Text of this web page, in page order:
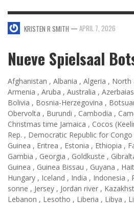
KRISTEN R SMITH — APRIL 7, 2026
Nueve Spielsaal
Afghanistan , Albania , Algeria ,
Armenia , Aruba , Australia ,
Bolivia , Bosnia-Herzegovina ,
Obervolta , Burundi , Cambodia ,
Christmas time Jamaica , Cocos
Rep. , Democratic Republic for
Guinea , Eritrea , Estonia , Ethiopia ,
Gambia , Georgia , Goldkuste ,
Guinea , Guinea Bissau , Guyana ,
Hungary , Iceland , India , Indonesia
sonne , Jersey , Jordan river ,
Lebanon , Lesotho , Liberia , Libya ,